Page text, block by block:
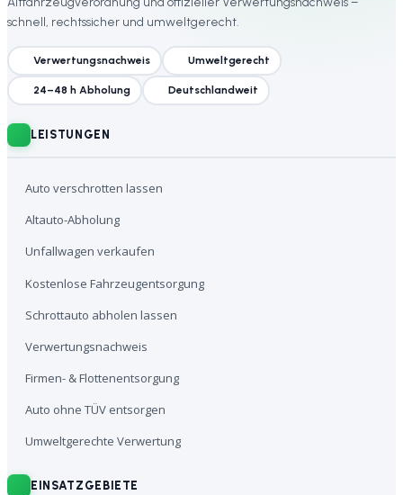
schnell, rechtssicher und umweltgerecht.
Verwertungsnachweis Umweltgerecht
24–48 h Abholung Deutschlandweit
LEISTUNGEN
Auto verschrotten lassen
Altauto-Abholung
Unfallwagen verkaufen
Kostenlose Fahrzeugentsorgung
Schrottauto abholen lassen
Verwertungsnachweis
Firmen- & Flottenentsorgung
Auto ohne TÜV entsorgen
Umweltgerechte Verwertung
EINSATZGEBIETE